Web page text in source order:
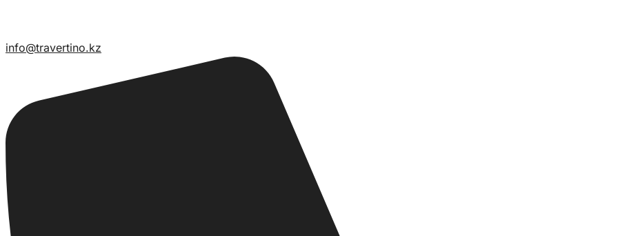
info@travertino.kz